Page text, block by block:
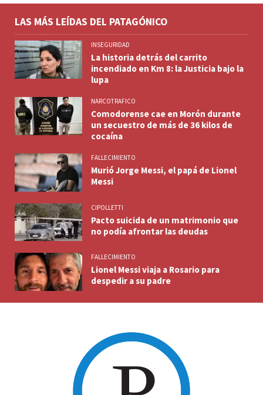
LAS MÁS LEÍDAS DEL PATAGÓNICO
INSEGURIDAD
La historia detrás del carrito
incendiado en Km 8: la Justicia bajo la
lupa
NARCOTRAFICO
Comodorense cae en Morón durante
un secuestro de más de 36 kilos de
cocaína
FALLECIMIENTO
Murió Jorge Messi, el papá de Lionel
Messi
CIPOLLETTI
Pacto suicida de un matrimonio que
no podía afrontar las deudas
FALLECIMIENTO
Lionel Messi viaja a Rosario para
despedir a su padre